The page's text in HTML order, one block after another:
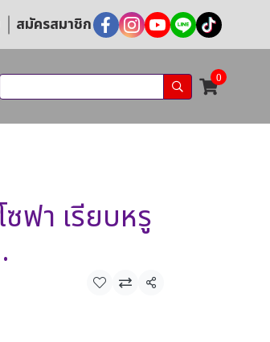
สมัครสมาชิก
0
ฟา เรียบหรู
แชร์